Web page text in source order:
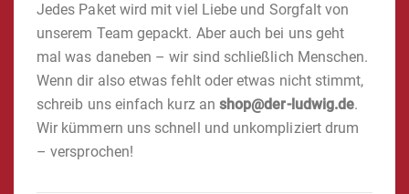
Jedes Paket wird mit viel Liebe und Sorgfalt von
unserem Team gepackt. Aber auch bei uns geht
mal was daneben – wir sind schließlich Menschen.
Wenn dir also etwas fehlt oder etwas nicht stimmt,
schreib uns einfach kurz an shop@der-ludwig.de.
Wir kümmern uns schnell und unkompliziert drum
– versprochen!